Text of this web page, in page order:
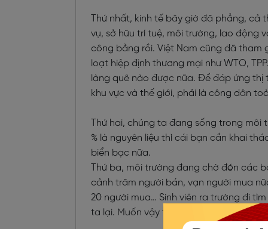
Thứ nhất, kinh tế bây giờ đã phẳng,
vụ, sở hữu trí tuệ, môi trường, lao động
công bằng rồi. Việt Nam cũng đã tham
loạt hiệp định thương mại như WTO,
làng quê nào được nữa. Để đáp ứng
khu vực và thế giới, phải là công dân
Thứ hai, chúng ta đang sống trong
% là nguyên liệu thì cái bạn cần khai
biển bạc nữa.
Thứ ba, môi trường đang chờ đón các
cảnh trăm người bán, vạn người mua
20 người mua… Sinh viên ra trường đi
ta lại. Muốn vậy thì ngoài giỏi kiến thức